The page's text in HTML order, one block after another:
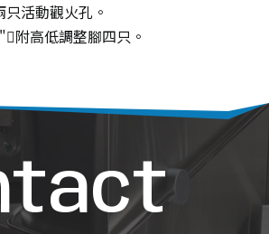
活動觀火孔。
附高低調整腳四只。